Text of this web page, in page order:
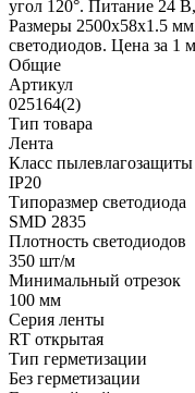
угол 120°. Питание 24
Размеры 2500х58х1.5
светодиодов. Цена за 1
Общие
Артикул
025164(2)
Тип товара
Лента
Класс пылевлагозащиты
IP20
Типоразмер светодиода
SMD 2835
Плотность светодиодов
350 шт/м
Минимальный отрезок
100 мм
Серия ленты
RT открытая
Тип герметизации
Без герметизации